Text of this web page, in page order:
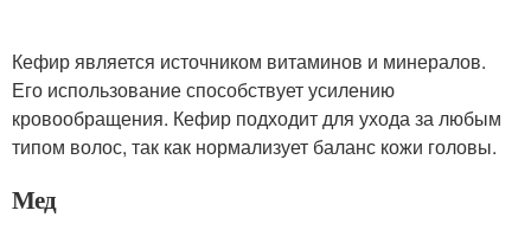
Кефир является источником витаминов и минералов.
Его использование способствует усилению
кровообращения. Кефир подходит для ухода за любым
типом волос, так как нормализует баланс кожи головы.
Мед